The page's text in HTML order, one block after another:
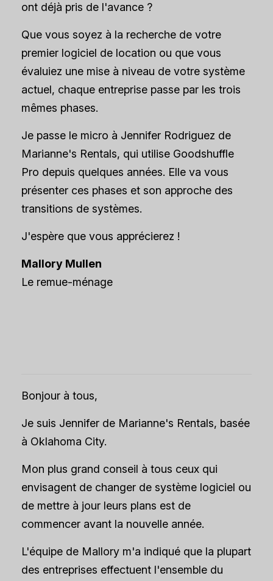
ont déjà pris de l'avance ?
Que vous soyez à la recherche de votre
premier logiciel de location ou que vous
évaluiez une mise à niveau de votre système
actuel, chaque entreprise passe par les trois
mêmes phases.
Je passe le micro à Jennifer Rodriguez de
Marianne's Rentals, qui utilise Goodshuffle
Pro depuis quelques années. Elle va vous
présenter ces phases et son approche des
transitions de systèmes.
J'espère que vous apprécierez !
Mallory Mullen
Le remue-ménage
Bonjour à tous,
Je suis Jennifer de Marianne's Rentals, basée
à Oklahoma City.
Mon plus grand conseil à tous ceux qui
envisagent de changer de système logiciel ou
de mettre à jour leurs plans est de
commencer avant la nouvelle année.
L'équipe de Mallory m'a indiqué que la plupart
des entreprises effectuent l'ensemble du